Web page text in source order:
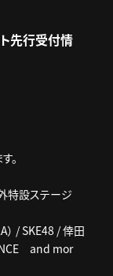
先行受付情
。
特設ステージ
） / SKE48 / 倖田
and mor